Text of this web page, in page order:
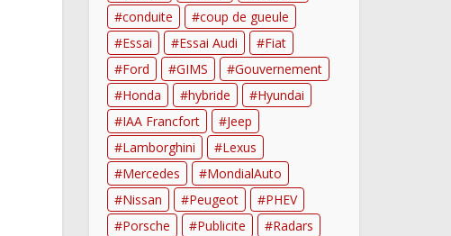
conduite
coup de gueule
Essai
Essai Audi
Fiat
Ford
GIMS
Gouvernement
Honda
hybride
Hyundai
IAA Francfort
Jeep
Lamborghini
Lexus
Mercedes
MondialAuto
Nissan
Peugeot
PHEV
Porsche
Publicite
Radars